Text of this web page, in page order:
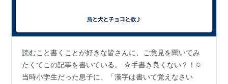
読むこと書くことが好きな皆さんに、ご意見を聞いてみ
たくてこの記事を書いている。 ☆手書き良くない？！✩
当時小学生だった息子に、「漢字は書いて覚えなさい